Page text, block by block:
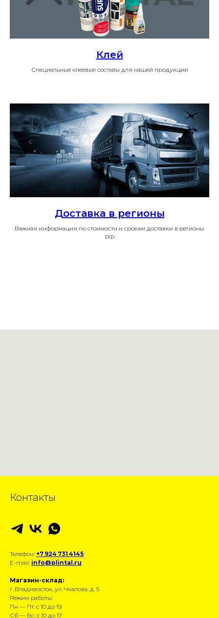
Клей
Специальные клеевые составы для нашей продукции
Доставка в регионы
Важная информация по стоимости и срокам доставки в регионы
РФ
Контакты
Телефон: +7 924 731 4145
E-mail: info@plintal.ru
Магазин-склад:
г. Владивосток, ул. Чкалова, д. 5.
Режим работы:
Пн — Пт: с 10 до 19
Сб — Вс: с 10 до 17